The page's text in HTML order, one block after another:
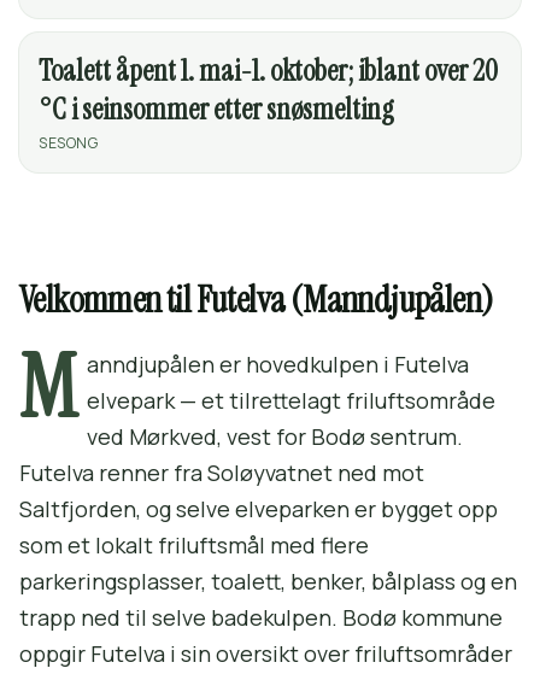
Toalett åpent 1. mai-1. oktober; iblant over 20
°C i seinsommer etter snøsmelting
SESONG
Velkommen til Futelva (Manndjupålen)
M anndjupålen er hovedkulpen i Futelva
elvepark — et tilrettelagt friluftsområde
ved Mørkved, vest for Bodø sentrum.
Futelva renner fra Soløyvatnet ned mot
Saltfjorden, og selve elveparken er bygget opp
som et lokalt friluftsmål med flere
parkeringsplasser, toalett, benker, bålplass og en
trapp ned til selve badekulpen. Bodø kommune
oppgir Futelva i sin oversikt over friluftsområder